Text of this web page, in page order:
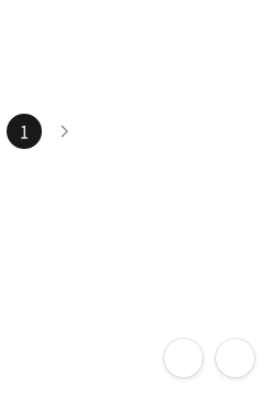
됩니다. 그런데 혹시 깃헙액션이
를 머지했다고 가정한 상태로 액
액션을 돌리고,# - name:
1